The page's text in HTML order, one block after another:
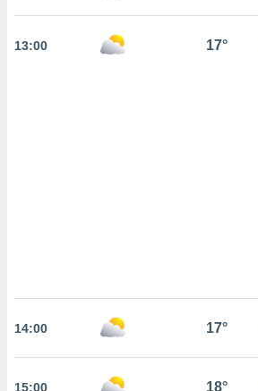
sur
le
ainsi
13:00 17°
14:00 17°
15:00 18°